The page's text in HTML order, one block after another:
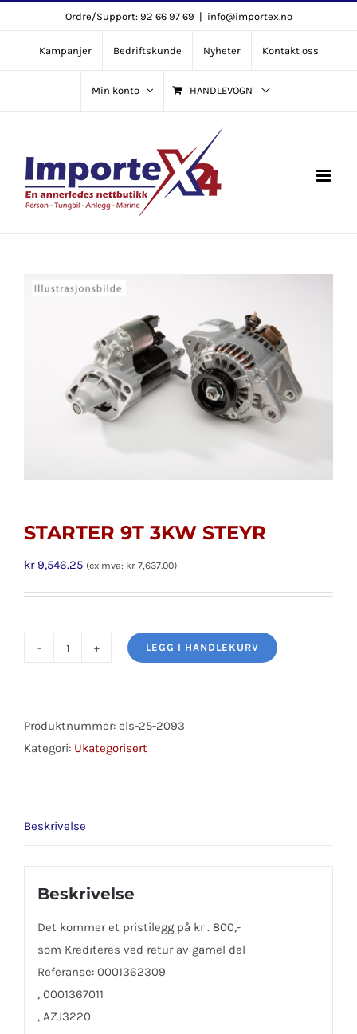
content
Ordre/Support: 92 66 97 69 | info@importex.no
Kampanjer Bedriftskunde Nyheter Kontakt oss
Min konto HANDLEVOGN
STARTER 9T 3KW STEYR
kr9,546.25 (ex mva: kr 7,637.00)
STEYR
antall
LEGG I HANDLEKURV
Produktnummer: els-25-2093
Kategori: Ukategorisert
Beskrivelse
Beskrivelse
Det kommer et pristilegg på kr . 800,-
som Krediteres ved retur av gamel del
Referanse: 0001362309
, 0001367011
, AZJ3220